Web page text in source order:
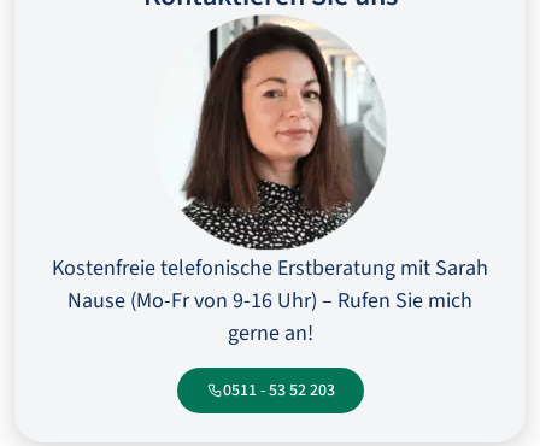
Kostenfreie telefonische Erstberatung mit Sarah
Nause (Mo-Fr von 9-16 Uhr) – Rufen Sie mich
gerne an!
0511 - 53 52 203